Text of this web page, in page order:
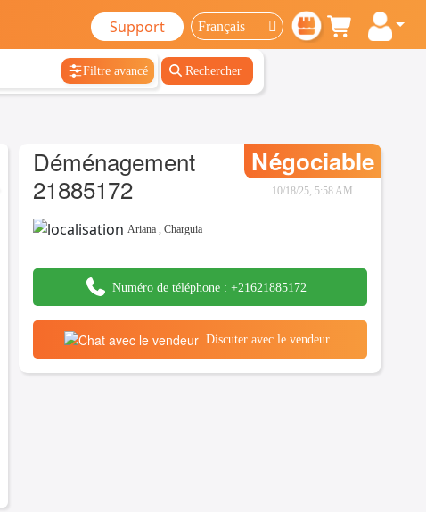
Support
Filtre avancé Rechercher
Déménagement
21885172
Négociable
10/18/25, 5:58 AM
Ariana ,Charguia
Numéro de téléphone :+21621885172
Discuter avec le vendeur